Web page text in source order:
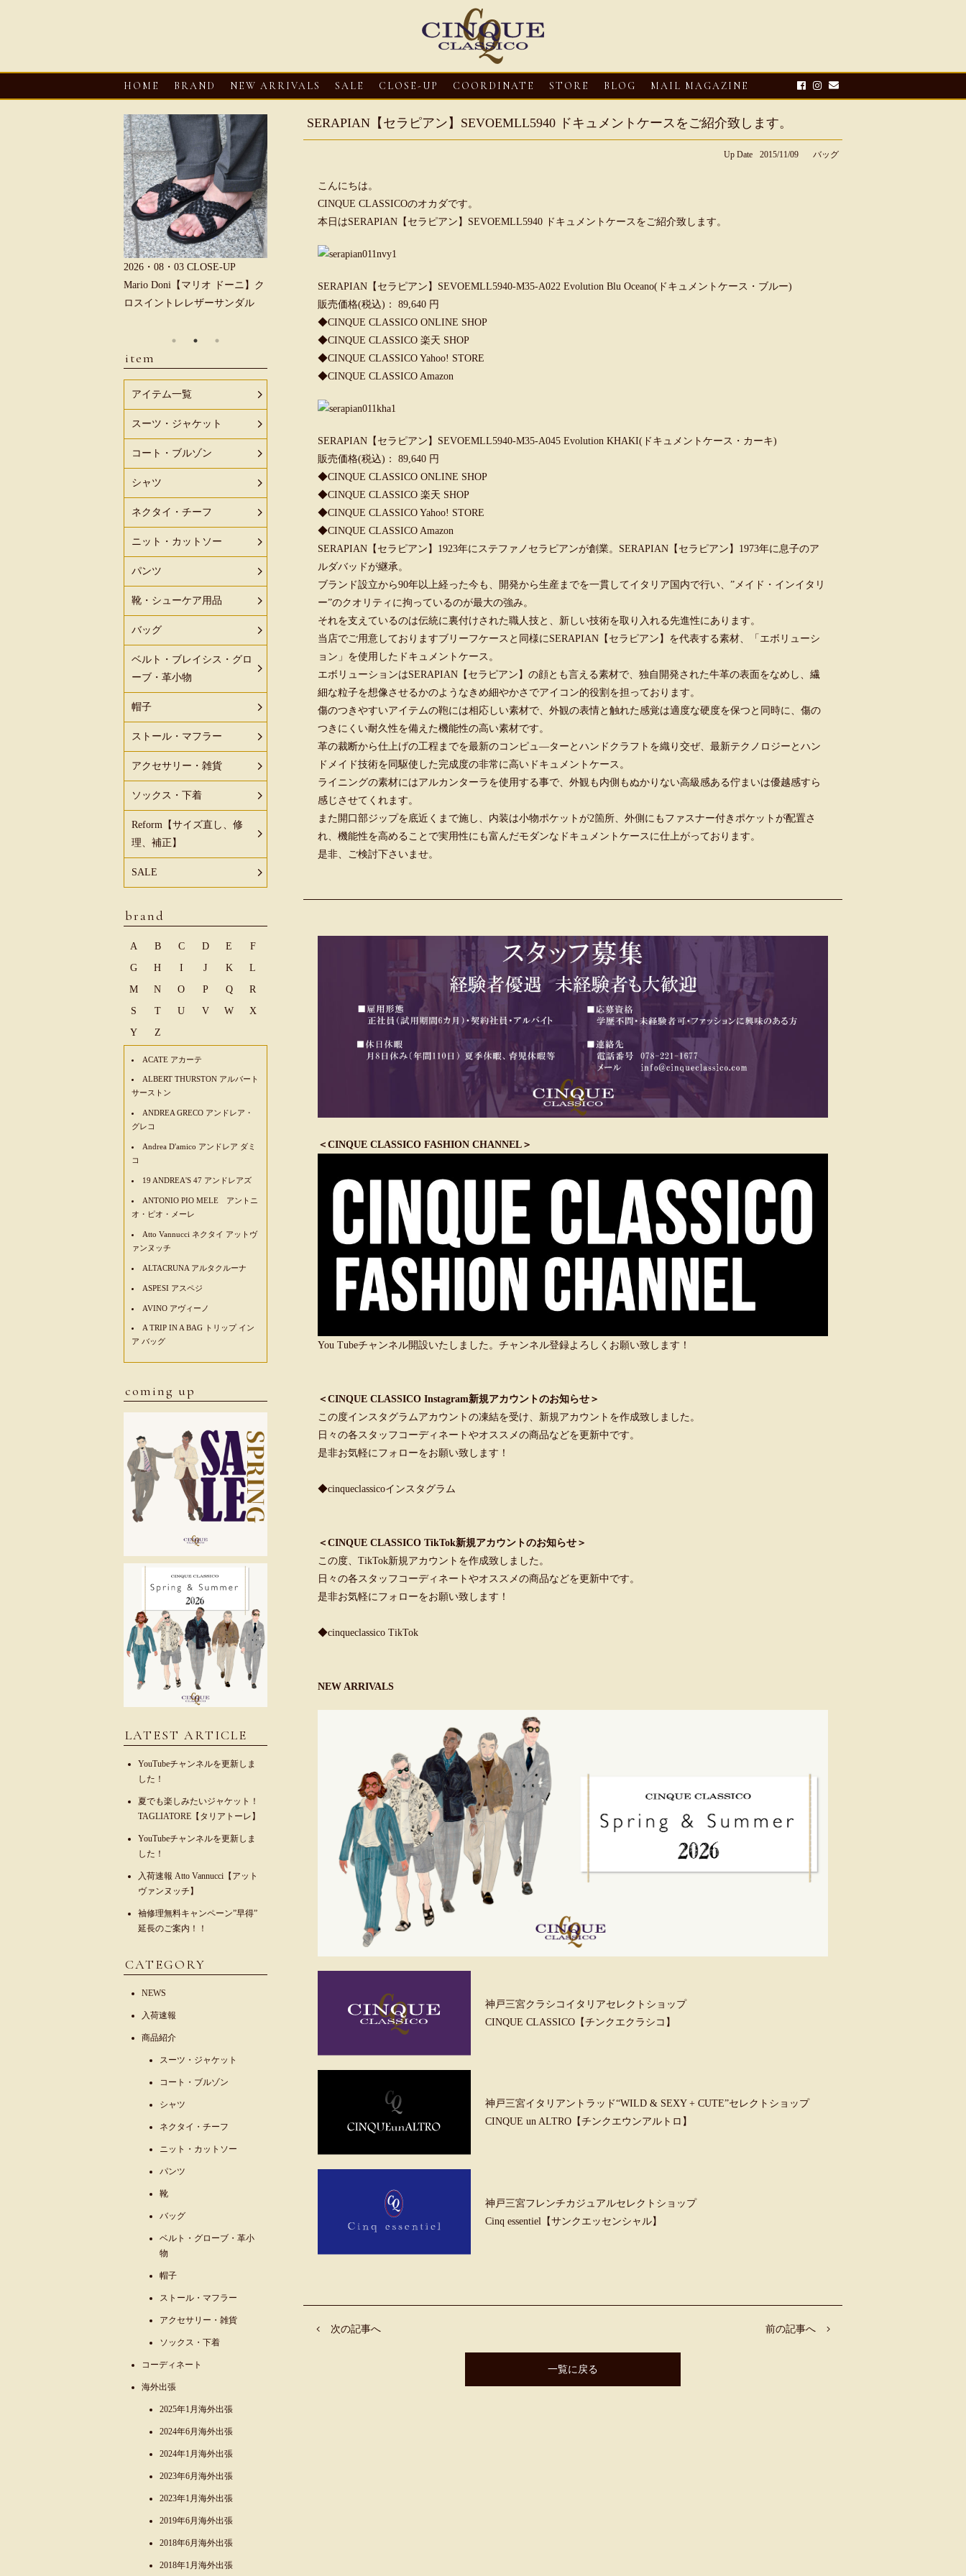
HOME BRAND NEW ARRIVALS SALE CLOSE-UP COORDINATE STORE BLOG MAIL MAGAZINE
SERAPIAN【セラピアン】SEVOEMLL5940 ドキュメントケースをご紹介致します。
Up Date 2015/11/09 バッグ
こんにちは。
CINQUE CLASSICOのオカダです。
本日はSERAPIAN【セラピアン】SEVOEMLL5940 ドキュメントケースをご紹介致します。
SERAPIAN【セラピアン】SEVOEMLL5940-M35-A022 Evolution Blu Oceano(ドキュメントケース・ブルー)
販売価格(税込)： 89,640 円
◆CINQUE CLASSICO ONLINE SHOP
◆CINQUE CLASSICO 楽天 SHOP
◆CINQUE CLASSICO Yahoo! STORE
◆CINQUE CLASSICO Amazon
SERAPIAN【セラピアン】SEVOEMLL5940-M35-A045 Evolution KHAKI(ドキュメントケース・カーキ)
販売価格(税込)： 89,640 円
◆CINQUE CLASSICO ONLINE SHOP
◆CINQUE CLASSICO 楽天 SHOP
◆CINQUE CLASSICO Yahoo! STORE
◆CINQUE CLASSICO Amazon
SERAPIAN【セラピアン】1923年にステファノセラピアンが創業。SERAPIAN【セラピアン】1973年に息子のア
ルダバッドが継承。
ブランド設立から90年以上経った今も、開発から生産までを一貫してイタリア国内で行い、”メイド・インイタリ
ー”のクオリティに拘っているのが最大の強み。
それを支えているのは伝統に裏付けされた職人技と、新しい技術を取り入れる先進性にあります。
当店でご用意しておりますブリーフケース と同様にSERAPIAN【セラピアン】を代表する素材、「エボリューシ
ョン」を使用したドキュメントケース。
エボリューションはSERAPIAN【セラピアン】の顔とも言える素材で、独自開発された牛革の表面をなめし、繊
細な粒子を想像させるかのようなきめ細やかさでアイコン的役割を担っております。
傷のつきやすいアイテムの鞄には相応しい素材で、外観の表情と触れた感覚は適度な硬度を保つと同時に、傷の
つきにくい耐久性を備えた機能性の高い素材です。
革の裁断から仕上げの工程までを最新のコンピュ―ターとハンドクラフトを織り交ぜ、最新テクノロジーとハン
ドメイド技術を同駆使した完成度の非常に高いドキュメントケース。
ライニングの素材にはアルカンターラを使用する事で、外観も内側もぬかりない高級感ある佇まいは優越感すら
感じさせてくれます。
また開口部ジップを底近くまで施し、内装は小物ポケットが2箇所、外側にもファスナー付きポケットが配置さ
れ、機能性を高めることで実用性にも富んだモダンなドキュメントケースに仕上がっております。
是非、ご検討下さいませ。
＜CINQUE CLASSICO FASHION CHANNEL＞
You Tubeチャンネル開設いたしました。チャンネル登録よろしくお願い致します！
＜CINQUE CLASSICO Instagram新規アカウントのお知らせ＞
この度インスタグラムアカウントの凍結を受け、新規アカウントを作成致しました。
日々の各スタッフコーディネートやオススメの商品などを更新中です。
是非お気軽にフォローをお願い致します！
◆cinqueclassicoインスタグラム
＜CINQUE CLASSICO TikTok新規アカウントのお知らせ＞
この度、TikTok新規アカウントを作成致しました。
日々の各スタッフコーディネートやオススメの商品などを更新中です。
是非お気軽にフォローをお願い致します！
◆cinqueclassico TikTok
NEW ARRIVALS
神戸三宮クラシコイタリアセレクトショップ
CINQUE CLASSICO【チンクエクラシコ】
神戸三宮イタリアントラッド“WILD & SEXY + CUTE”セレクトショップ
CINQUE un ALTRO【チンクエウンアルトロ】
神戸三宮フレンチカジュアルセレクトショップ
Cinq essentiel【サンクエッセンシャル】
前の記事へ
次の記事へ
一覧に戻る
2026・08・03 CLOSE-UP
Mario Doni【マリオ ドーニ】ク
ロスイントレレザーサンダル
Mario Doni【マリオ ドーニ】オ
ープントゥミュール レザーサン
HEREU【へリュー】フィッシ
ャーマンサンダル
Mario Doni【マリオ ドーニ】ク Mario Doni【マリオ ドーニ】オ
item
アイテム一覧
スーツ・ジャケット
コート・ブルゾン
シャツ
ネクタイ・チーフ
ニット・カットソー
パンツ
靴・シューケア用品
バッグ
ベルト・ブレイシス・グロ
ーブ・革小物
帽子
ストール・マフラー
アクセサリー・雑貨
ソックス・下着
Reform【サイズ直し、修
理、補正】
SALE
brand
A B C D E
F
G
H I J K
L
M
N O P Q
R
S
T U V W
X
Y
Z
ACATE アカーテ
ALBERT THURSTON アルバート
サーストン
ANDREA GRECO アンドレア・
グレコ
Andrea D'amico アンドレア ダミ
コ
19 ANDREA'S 47 アンドレアズ
ANTONIO PIO MELE アントニ
オ・ピオ・メーレ
Atto Vannucci ネクタイ アットヴ
ァンヌッチ
ALTACRUNA アルタクルーナ
ASPESI アスペジ
AVINO アヴィーノ
A TRIP IN A BAG トリップ イン
ア バッグ
coming up
LATEST ARTICLE
YouTubeチャンネルを更新しま
した！
夏でも楽しみたいジャケット！
TAGLIATORE【タリアトーレ】
YouTubeチャンネルを更新しま
した！
入荷速報 Atto Vannucci【アット
ヴァンヌッチ】
袖修理無料キャンペーン”早得”
延長のご案内！！
CATEGORY
NEWS
入荷速報
商品紹介
スーツ・ジャケット
コート・ブルゾン
シャツ
ネクタイ・チーフ
ニット・カットソー
パンツ
靴
バッグ
ベルト・グローブ・革小
物
帽子
ストール・マフラー
アクセサリー・雑貨
ソックス・下着
コーディネート
海外出張
2025年1月海外出張
2024年6月海外出張
2024年1月海外出張
2023年6月海外出張
2023年1月海外出張
2019年6月海外出張
2018年6月海外出張
2018年1月海外出張